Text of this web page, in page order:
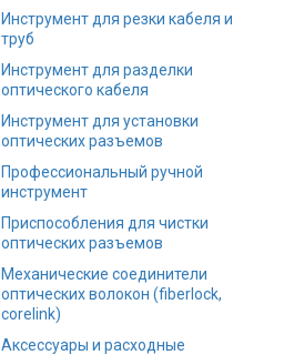
Инструмент для резки кабеля и
труб
Инструмент для разделки
оптического кабеля
Инструмент для установки
оптических разъемов
Профессиональный ручной
инструмент
Приспособления для чистки
оптических разъемов
Механические соединители
оптических волокон (fiberlock,
corelink)
Аксессуары и расходные